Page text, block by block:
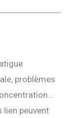
problèmes
lien peuvent